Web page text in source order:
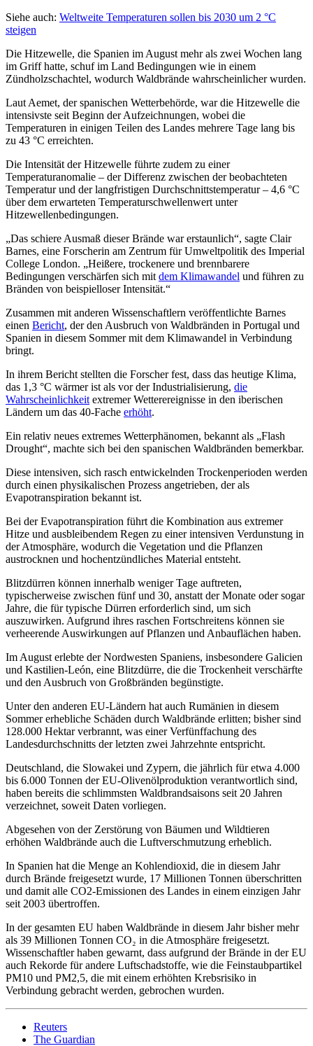
Siehe auch: Weltweite Temperaturen sollen bis 2030 um 2 °C
steigen
Die Hitzewelle, die Spanien im August mehr als zwei Wochen lang
im Griff hatte, schuf im Land Bedingungen wie in einem
Zündholzschachtel, wodurch Waldbrände wahrscheinlicher wurden.
Laut Aemet, der spanischen Wetterbehörde, war die Hitzewelle die
intensivste seit Beginn der Aufzeichnungen, wobei die
Temperaturen in einigen Teilen des Landes mehrere Tage lang bis
zu 43 °C erreichten.
Die Intensität der Hitzewelle führte zudem zu einer
Temperaturanomalie – der Differenz zwischen der beobachteten
Temperatur und der langfristigen Durchschnittstemperatur – 4,6 °C
über dem erwarteten Temperaturschwellenwert unter
Hitzewellenbedingungen.
„Das schiere Ausmaß dieser Brände war erstaunlich“, sagte Clair
Barnes, eine Forscherin am Zentrum für Umweltpolitik des Imperial
College London. „Heißere, trockenere und brennbarere
Bedingungen verschärfen sich mit dem Klimawandel und führen zu
Bränden von beispielloser Intensität.“
Zusammen mit anderen Wissenschaftlern veröffentlichte Barnes
einen Bericht, der den Ausbruch von Waldbränden in Portugal und
Spanien in diesem Sommer mit dem Klimawandel in Verbindung
bringt.
In ihrem Bericht stellten die Forscher fest, dass das heutige Klima,
das 1,3 °C wärmer ist als vor der Industrialisierung, die
Wahrscheinlichkeit extremer Wetterereignisse in den iberischen
Ländern um das 40-Fache erhöht.
Ein relativ neues extremes Wetterphänomen, bekannt als „Flash
Drought“, machte sich bei den spanischen Waldbränden bemerkbar.
Diese intensiven, sich rasch entwickelnden Trockenperioden werden
durch einen physikalischen Prozess angetrieben, der als
Evapotranspiration bekannt ist.
Bei der Evapotranspiration führt die Kombination aus extremer
Hitze und ausbleibendem Regen zu einer intensiven Verdunstung in
der Atmosphäre, wodurch die Vegetation und die Pflanzen
austrocknen und hochentzündliches Material entsteht.
Blitzdürren können innerhalb weniger Tage auftreten,
typischerweise zwischen fünf und 30, anstatt der Monate oder sogar
Jahre, die für typische Dürren erforderlich sind, um sich
auszuwirken. Aufgrund ihres raschen Fortschreitens können sie
verheerende Auswirkungen auf Pflanzen und Anbauflächen haben.
Im August erlebte der Nordwesten Spaniens, insbesondere Galicien
und Kastilien-León, eine Blitzdürre, die die Trockenheit verschärfte
und den Ausbruch von Großbränden begünstigte.
Unter den anderen EU-Ländern hat auch Rumänien in diesem
Sommer erhebliche Schäden durch Waldbrände erlitten; bisher sind
128.000 Hektar verbrannt, was einer Verfünffachung des
Landesdurchschnitts der letzten zwei Jahrzehnte entspricht.
Deutschland, die Slowakei und Zypern, die jährlich für etwa 4.000
bis 6.000 Tonnen der EU-Olivenölproduktion verantwortlich sind,
haben bereits die schlimmsten Waldbrandsaisons seit 20 Jahren
verzeichnet, soweit Daten vorliegen.
Abgesehen von der Zerstörung von Bäumen und Wildtieren
erhöhen Waldbrände auch die Luftverschmutzung erheblich.
In Spanien hat die Menge an Kohlendioxid, die in diesem Jahr
durch Brände freigesetzt wurde, 17 Millionen Tonnen überschritten
und damit alle CO2-Emissionen des Landes in einem einzigen Jahr
seit 2003 übertroffen.
In der gesamten EU haben Waldbrände in diesem Jahr bisher mehr
als 39 Millionen Tonnen CO₂ in die Atmosphäre freigesetzt.
Wissenschaftler haben gewarnt, dass aufgrund der Brände in der EU
auch Rekorde für andere Luftschadstoffe, wie die Feinstaubpartikel
PM10 und PM2,5, die mit einem erhöhten Krebsrisiko in
Verbindung gebracht werden, gebrochen wurden.
Reuters
The Guardian